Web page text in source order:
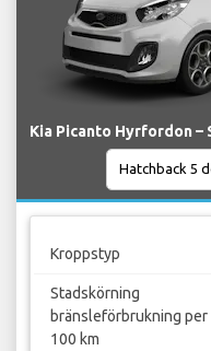
Kia Picanto Hyrfordon
Kroppstyp
Stadskörning
bränsleförbrukning per
100 km